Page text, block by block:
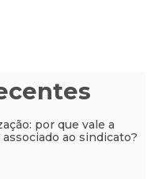
por que vale a
ao sindicato?